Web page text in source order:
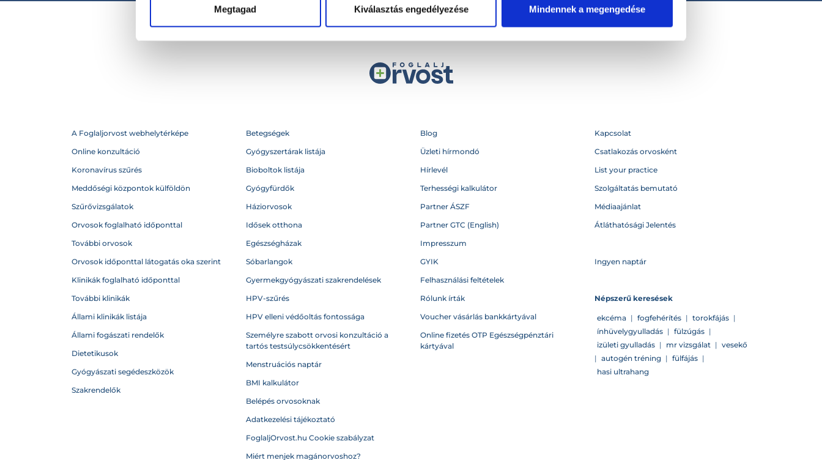
Megtagad Kiválasztás engedélyezése Mindennek a megengedése
A Foglaljorvost webhelytérképe
Online konzultáció
Koronavírus szűrés
Meddőségi központok külföldön
Szűrővizsgálatok
Orvosok foglalható időponttal
További orvosok
Orvosok időponttal látogatás oka szerint
Klinikák foglalható időponttal
További klinikák
Állami klinikák listája
Állami fogászati rendelők
Dietetikusok
Gyógyászati segédeszközök
Szakrendelők
Betegségek
Gyógyszertárak listája
Bioboltok listája
Gyógyfürdők
Háziorvosok
Idősek otthona
Egészségházak
Sóbarlangok
Gyermekgyógyászati szakrendelések
HPV-szűrés
HPV elleni védőoltás fontossága
Személyre szabott orvosi konzultáció a
tartós testsúlycsökkentésért
Menstruációs naptár
BMI kalkulátor
Belépés orvosoknak
Adatkezelési tájékoztató
FoglaljOrvost.hu Cookie szabályzat
Miért menjek magánorvoshoz?
Blog
Üzleti hírmondó
Hírlevél
Terhességi kalkulátor
Partner ÁSZF
Partner GTC (English)
Impresszum
GYIK
Felhasználási feltételek
Rólunk írták
Voucher vásárlás bankkártyával
Online fizetés OTP Egészségpénztári
kártyával
Kapcsolat
Csatlakozás orvosként
List your practice
Szolgáltatás bemutató
Médiaajánlat
Átláthatósági Jelentés
Ingyen naptár
Népszerű keresések
ekcéma | fogfehérítés | torokfájás |
ínhüvelygyulladás | fülzúgás |
izületi gyulladás | mr vizsgálat | vesekő
| autogén tréning | fülfájás |
hasi ultrahang